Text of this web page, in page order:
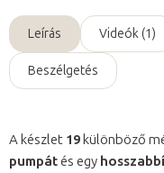
Leírás Videók (1)
Beszélgetés
A készlet 19 különböző
pumpátés egy